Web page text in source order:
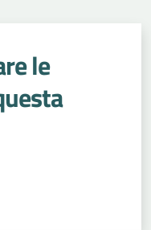
le
da 1 a 5 stelle